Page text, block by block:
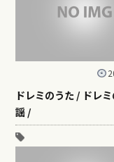
ドレミのうた / ドレ
謡 /